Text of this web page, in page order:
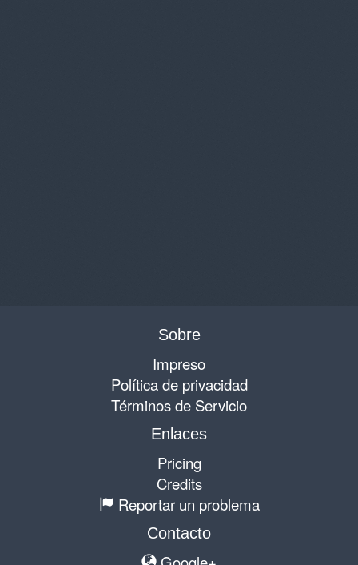
Sobre
Impreso
Política de privacidad
Términos de Servicio
Enlaces
Pricing
Credits
Reportar un problema
Contacto